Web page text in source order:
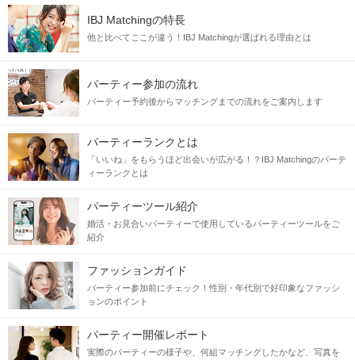
IBJ Matchingの特長
他と比べてここが違う！IBJ Matchingが選ばれる理由とは
パーティー参加の流れ
パーティー予約後からマッチングまでの流れをご案内します
パーティーランクとは
「いいね」をもらうほど出会いが広がる！？IBJ Matchingのパーテ
ィーランクとは
パーティーツール紹介
婚活・お見合いパーティーで使用しているパーティーツールをご
紹介
ファッションガイド
パーティー参加前にチェック！性別・年代別で好印象なファッシ
ョンのポイント
パーティー開催レポート
実際のパーティーの様子や、何組マッチングしたかなど、写真を